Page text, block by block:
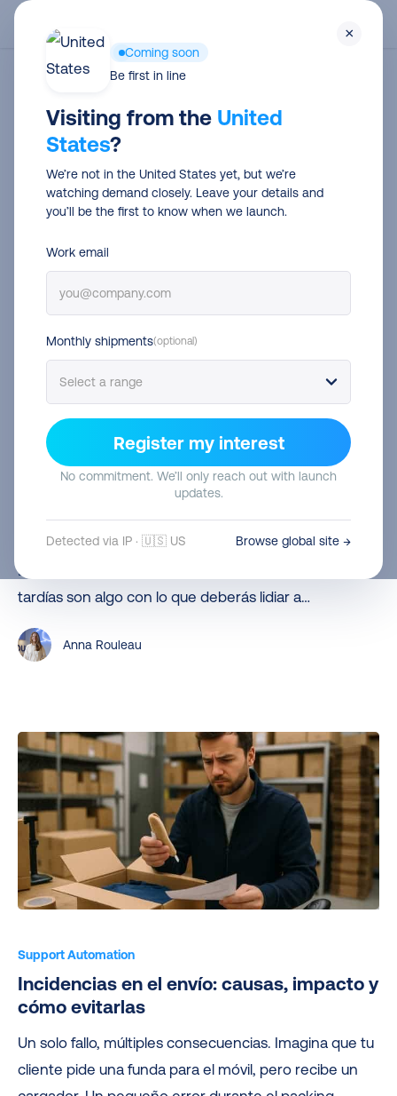
Skip
Support Automation
reclamar
guía
e-
commerce
Support Automation
Cómo reclamar a la empresa de reparto:
guía para e-commerce
Los problemas con los transportistas son mucho más
habituales de lo que cualquier e-commerce desearía.
Envíos perdidos, paquetes dañados o entregas
tardías son algo con lo que deberás lidiar a…
Anna Rouleau
en
el
envío:
Support Automation
Incidencias en el envío: causas, impacto y
cómo evitarlas
Un solo fallo, múltiples consecuencias. Imagina que tu
cliente pide una funda para el móvil, pero recibe un
×
Coming soon
Be first in line
Visiting from the United
States?
We’re not in the United States yet, but we’re
watching demand closely. Leave your details and
you’ll be the first to know when we launch.
Work email
Monthly shipments(optional)
Register my interest
No commitment. We’ll only reach out with launch
updates.
Detected via IP · 🇺🇸 US Browse global site →